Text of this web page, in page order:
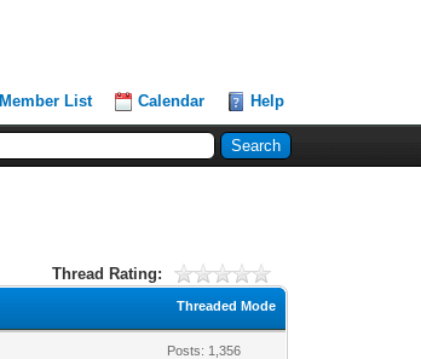
Member List Calendar Help
Thread Rating:
Threaded Mode
Posts: 1,356